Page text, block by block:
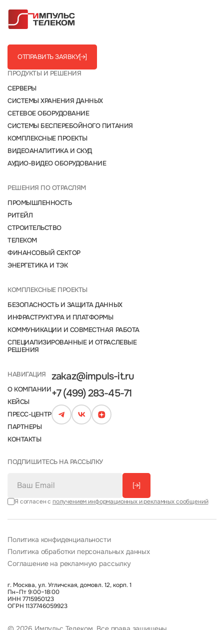
ОТПРАВИТЬ ЗАЯВКУ[→]
ПРОДУКТЫ И РЕШЕНИЯ
СЕРВЕРЫ
СИСТЕМЫ ХРАНЕНИЯ ДАННЫХ
СЕТЕВОЕ ОБОРУДОВАНИЕ
СИСТЕМЫ БЕСПЕРЕБОЙНОГО ПИТАНИЯ
КОМПЛЕКСНЫЕ ПРОЕКТЫ
ВИДЕОАНАЛИТИКА И СКУД
АУДИО-ВИДЕО ОБОРУДОВАНИЕ
РЕШЕНИЯ ПО ОТРАСЛЯМ
ПРОМЫШЛЕННОСТЬ
РИТЕЙЛ
СТРОИТЕЛЬСТВО
ТЕЛЕКОМ
ФИНАНСОВЫЙ СЕКТОР
ЭНЕРГЕТИКА И ТЭК
НАВИГАЦИЯ
О КОМПАНИИ
КЕЙСЫ
ПРЕСС-ЦЕНТР
ПАРТНЕРЫ
КОНТАКТЫ
zakaz@impuls-it.ru
+7 (499) 283-45-71
КОМПЛЕКСНЫЕ ПРОЕКТЫ
БЕЗОПАСНОСТЬ И ЗАЩИТА ДАННЫХ
ИНФРАСТРУКТУРА И ПЛАТФОРМЫ
КОММУНИКАЦИИ И СОВМЕСТНАЯ РАБОТА
СПЕЦИАЛИЗИРОВАННЫЕ И ОТРАСЛЕВЫЕ
РЕШЕНИЯ
ПОДПИШИТЕСЬ НА РАССЫЛКУ
[→]
Я согласен с получением информационных и рекламных сообщений
Политика конфиденциальности
Политика обработки персональных данных
Соглашение на рекламную рассылку
г. Москва, ул. Угличская, домовл. 12, корп. 1
Пн–Пт 9:00–18:00
ИНН 7715950123
ОГРН 1137746059923